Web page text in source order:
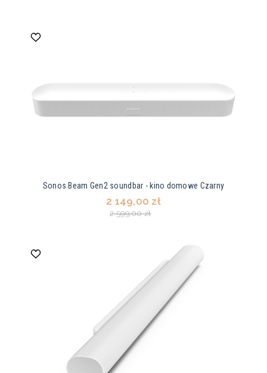
Sonos Beam Gen2 soundbar - kino domowe Czarny
2 149,00 zł
2 599,00 zł